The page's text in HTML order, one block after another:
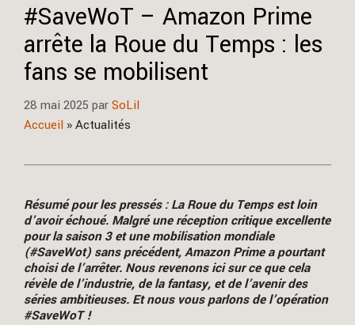
#SaveWoT – Amazon Prime
arrête la Roue du Temps : les
fans se mobilisent
28 mai 2025 parSoLil
Accueil »Actualités
Résumé pour les pressés : La Roue du Temps est loin
d’avoir échoué. Malgré une réception critique excellente
pour la saison 3 et une mobilisation mondiale
(#SaveWot) sans précédent, Amazon Prime a pourtant
choisi de l’arrêter. Nous revenons ici sur ce que cela
révèle de l’industrie, de la fantasy, et de l’avenir des
séries ambitieuses. Et nous vous parlons de l’opération
#SaveWoT !